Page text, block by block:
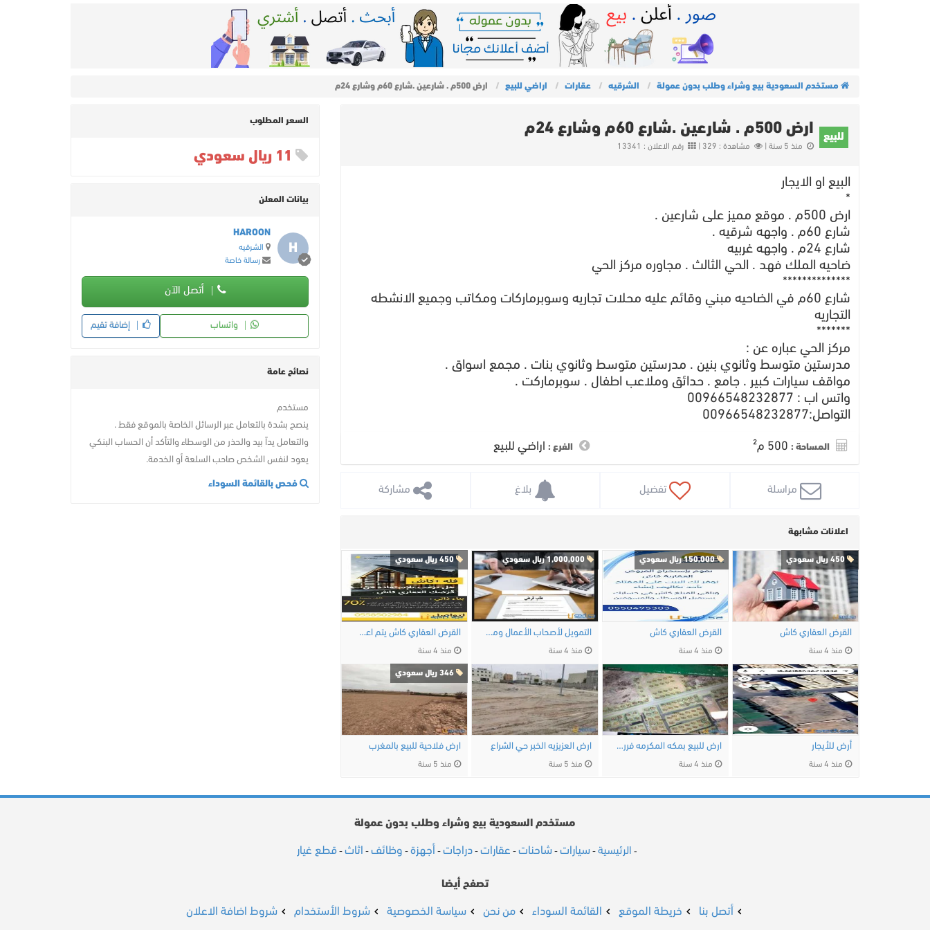
مستخدم السعودية بيع وشراء وطلب بدون عمولة الشرقيه عقارات اراضي للبيع ارض 500م . شارعين .شارع 60م وشارع 24م
للبيع ارض 500م . شارعين .شارع 60م وشارع 24م
منذ 5 سنة | مشاهدة : 329 | رقم الاعلان : 13341
البيع او الايجار
*
ارض 500م . موقع مميز على شارعين .
شارع 60م . واجهه شرقيه .
شارع 24م . واجهه غربيه
ضاحيه الملك فهد . الحي الثالث . مجاوره مركز الحي
**************
شارع 60م في الضاحيه مبني وقائم عليه محلات تجاريه وسوبرماركات ومكاتب وجميع الانشطه
التجاريه
*******
مركز الحي عباره عن :
مدرستين متوسط وثانوي بنين . مدرستين متوسط وثانوي بنات . مجمع اسواق .
مواقف سيارات كبير . جامع . حدائق وملاعب اطفال . سوبرماركت .
واتس اب : 00966548232877
التواصل:00966548232877
المساحة : الفرع : اراضي للبيع
تفضيل مشاركة
اعلانات مشابهة
القرض العقاري كاش
منذ 4 سنة
150,000 ريال سعودي
القرض العقاري كاش
منذ 4 سنة
1,000,000 ريال سعودي
التمويل لأصحاب الأعمال وموظفي الخدمة …
منذ 4 سنة
450 ريال سعودي
القرض العقاري كاش يتم اعطائك ارض وبناء دور …
منذ 4 سنة
أرض للأيجار
منذ 4 سنة
ارض للبيع بمكه المكرمه فرررررصه لاتفوتها
منذ 4 سنة
ارض العزيزيه الخبر حي الشراع
منذ 5 سنة
346 ريال سعودي
ارض فلاحية للبيع بالمغرب
منذ 5 سنة
السعر المطلوب
بيانات المعلن
H
HAROON
الشرقيه
رسالة خاصة
أتصل الآن
واتساب إضافة تقيم
نصائح عامة
مستخدم
ينصح بشدة بالتعامل عبر الرسائل الخاصة بالموقع فقط .
والتعامل يداً بيد والحذر من الوسطاء والتأكد أن الحساب البنكي
يعود لنفس الشخص صاحب السلعة أو الخدمة.
فحص بالقائمة السوداء
مستخدم السعودية بيع وشراء وطلب بدون عمولة
- الرئيسية -سيارات -شاحنات - عقارات -دراجات - أجهزة - وظائف - اثاث -قطع غيار
تصفح أيضا
أتصل بنا خريطة الموقع القائمة السوداء من نحن سياسة الخصوصية شروط الأستخدام شروط اضافة الاعلان